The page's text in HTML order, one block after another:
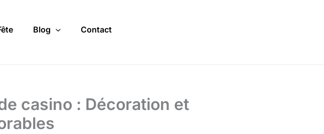
Blog Contact
casino : Décoration et